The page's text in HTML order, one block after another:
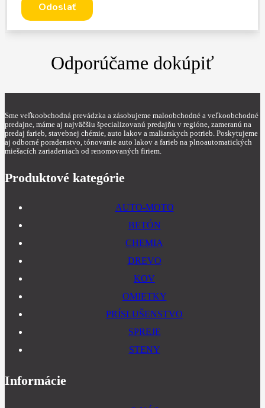
Odporúčame dokúpiť
Sme veľkoobchodná prevádzka a zásobujeme maloobchodné a veľkoobchodné
predajne, máme aj najväčšiu špecializovanú predajňu v regióne, zameranú na
predaj farieb, stavebnej chémie, auto lakov a maliarskych potrieb. Poskytujeme
aj odborné poradenstvo, tónovanie auto lakov a farieb na plnoautomatických
miešacích zariadeniach od renomovaných firiem.
Produktové kategórie
AUTO-MOTO
BETÓN
CHEMIA
DREVO
KOV
OMIETKY
PRÍSLUŠENSTVO
SPREJE
STENY
Informácie